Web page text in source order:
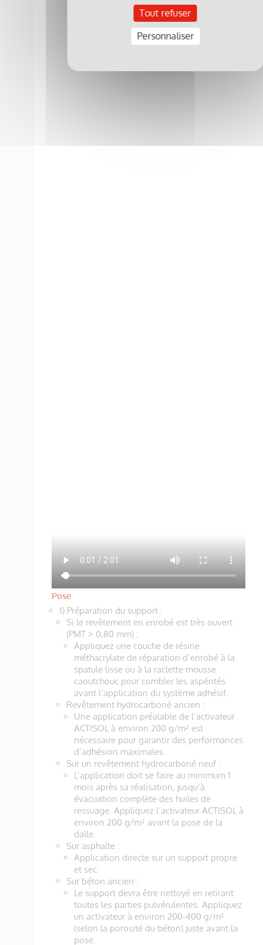
Pose
1) Préparation du support :
Si le revêtement en enrobé est très ouvert
(PMT > 0,80 mm) :
Appliquez une couche de résine
méthacrylate de réparation d’enrobé à la
spatule lisse ou à la raclette mousse
caoutchouc pour combler les aspérités
avant l’application du système adhésif.
Revêtement hydrocarboné ancien :
Une application préalable de l’activateur
ACTISOL à environ 200 g/m² est
nécessaire pour garantir des performances
d’adhésion maximales.
Sur un revêtement hydrocarboné neuf :
L’application doit se faire au minimum 1
mois après sa réalisation, jusqu’à
évacuation complète des huiles de
ressuage. Appliquez l’activateur ACTISOL à
environ 200 g/m² avant la pose de la
dalle.
Sur asphalte :
Application directe sur un support propre
et sec.
Sur béton ancien :
Le support devra être nettoyé en retirant
toutes les parties pulvérulentes. Appliquez
un activateur à environ 200-400 g/m²
(selon la porosité du béton) juste avant la
pose.
Tout refuser
Personnaliser